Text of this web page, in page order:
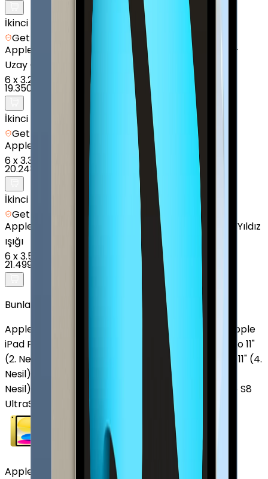
İkinci el
Getmobil Güvencesi
Apple
iPad Air (3. Nesil) - 256 GB - 10.9" - Cellular -
Uzay Grisi
6x3.225 TL
19.350 TL
İkinci el
Getmobil Güvencesi
Apple
iPad 11" (A16) - 128 GB - 11 inç - GPS - Mavi
6x3.375 TL
20.248 TL
İkinci el
Getmobil Güvencesi
Apple
iPad mini (6. Nesil) - 64 GB - 8.3 İnç - GPS - Yıldız
ışığı
6x3.583 TL
21.499 TL
Bunlar da İlginizi Çekebilir
Apple iPad Air (2. Nesil)
Apple iPad mini (5. Nesil)
Apple
iPad Pro M5
Apple iPad mini (6. Nesil)
Apple iPad Pro 11"
(2. Nesil)
Apple iPad Air 13" (7. Nesil)
Apple iPad Pro 11" (4.
Nesil)
Apple iPad Pro 13" (7.
Nesil)
Samsung Galaxy Tab S8
UltraSamsung Galaxy Tab A7 2020
Apple iPad (10. Nesil) 64 GB 10.9" GPS Sarı